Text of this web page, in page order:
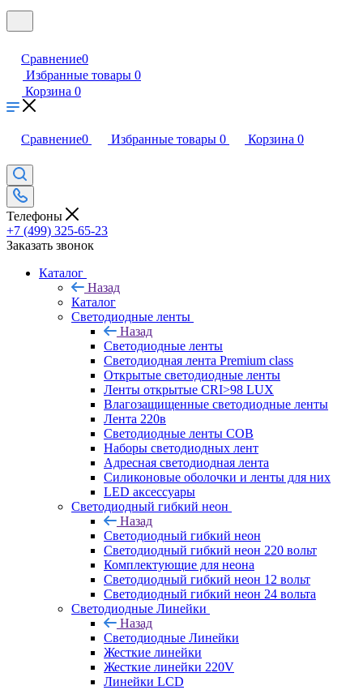
Сравнение0
Избранные товары 0
Корзина 0
Сравнение0 Избранные товары 0 Корзина 0
Телефоны
+7 (499) 325-65-23
Заказать звонок
Каталог
Назад
Каталог
Светодиодные ленты
Назад
Светодиодные ленты
Светодиодная лента Premium class
Открытые светодиодные ленты
Ленты открытые CRI>98 LUX
Влагозащищенные светодиодные ленты
Лента 220в
Светодиодные ленты COB
Наборы светодиодных лент
Адресная светодиодная лента
Силиконовые оболочки и ленты для них
LED аксессуары
Светодиодный гибкий неон
Назад
Светодиодный гибкий неон
Светодиодный гибкий неон 220 вольт
Комплектующие для неона
Светодиодный гибкий неон 12 вольт
Светодиодный гибкий неон 24 вольта
Светодиодные Линейки
Назад
Светодиодные Линейки
Жесткие линейки
Жесткие линейки 220V
Линейки LCD